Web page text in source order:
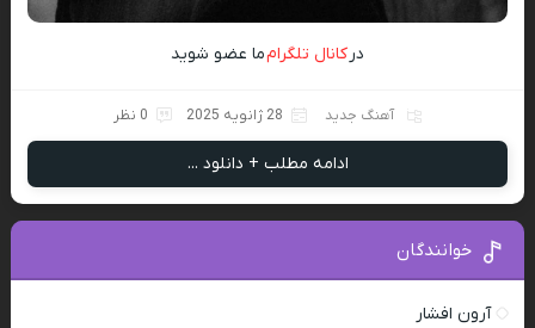
در کانال تلگرامما عضو شوید
آهنگ جدید 28 ژانویه 2025 0 نظر
ادامه مطلب + دانلود ...
خوانندگان
آرون افشار